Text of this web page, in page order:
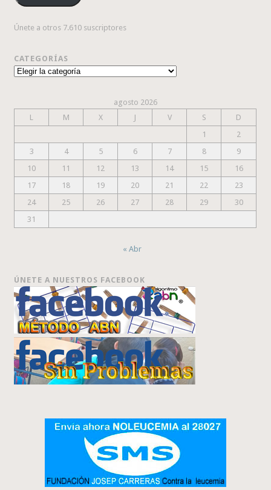
Únete a otros 7.610 suscriptores
CATEGORÍAS
Categorías
agosto 2026
L
M X J V S
D
1
2
3
4 5 6 7 8
9
10
11 12 13 14 15
16
17
18 19 20 21 22
23
24
25 26 27 28 29
30
31
« Abr
ÚNETE A NUESTROS FACEBOOK